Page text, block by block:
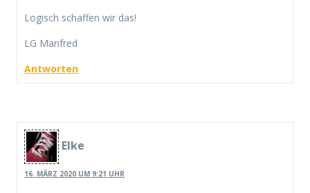
Logisch schaffen wir das!
LG Manfred
Antworten
Elke
16. MÄRZ 2020 UM 9:21 UHR